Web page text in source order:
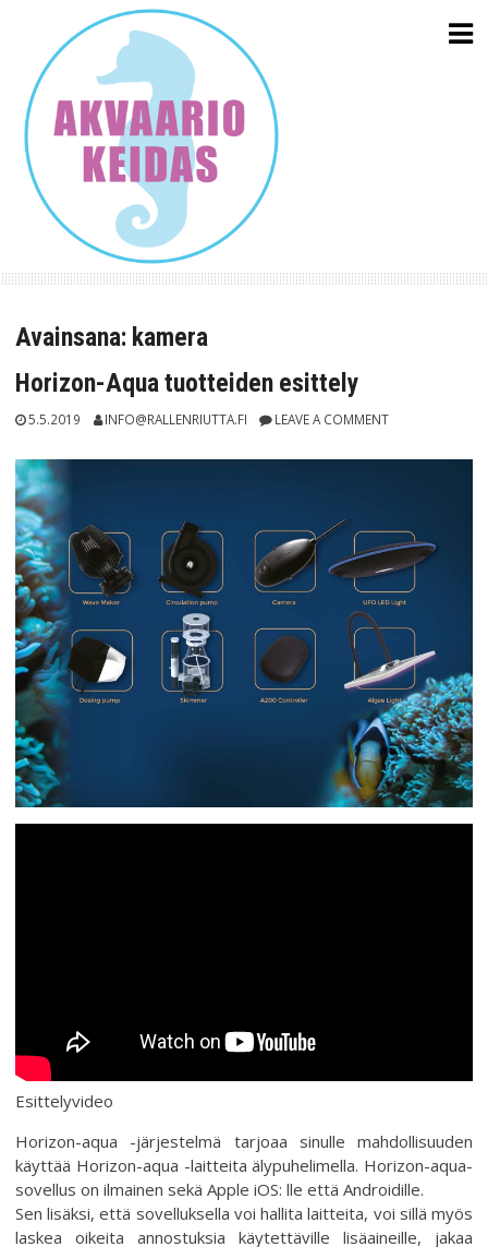
content
Avainsana: kamera
Horizon-Aqua tuotteiden esittely
5.5.2019 INFO@RALLENRIUTTA.FI LEAVE A COMMENT
Esittelyvideo
Horizon-aqua -järjestelmä tarjoaa sinulle mahdollisuuden
käyttää Horizon-aqua -laitteita älypuhelimella. Horizon-aqua-
sovellus on ilmainen sekä Apple iOS: lle että Androidille.
Sen lisäksi, että sovelluksella voi hallita laitteita, voi sillä myös
laskea oikeita annostuksia käytettäville lisäaineille, jakaa